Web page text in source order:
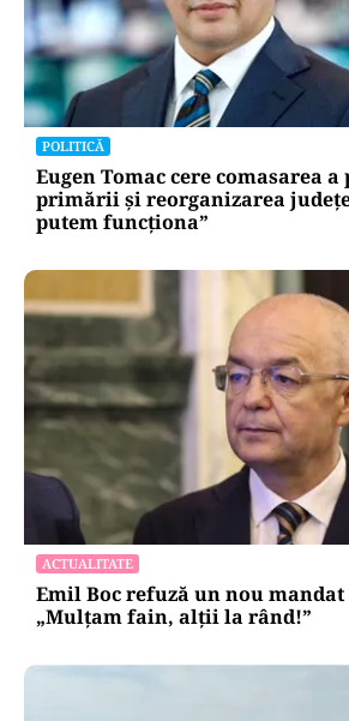
POLITICĂ
Eugen Tomac cere comasarea a
primării și reorganizarea
putem funcționa”
ACTUALITATE
Emil Boc refuză un nou
„Mulțam fain, alții la rând!”